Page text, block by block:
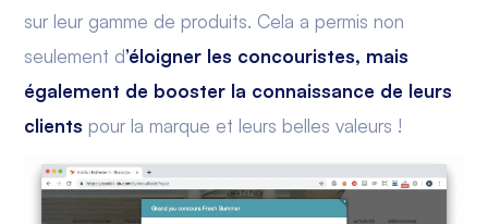
sur leur gamme de produits. Cela a permis non
seulement d’éloigner les concouristes, mais
également de booster la connaissance de leurs
clients pour la marque et leurs belles valeurs !